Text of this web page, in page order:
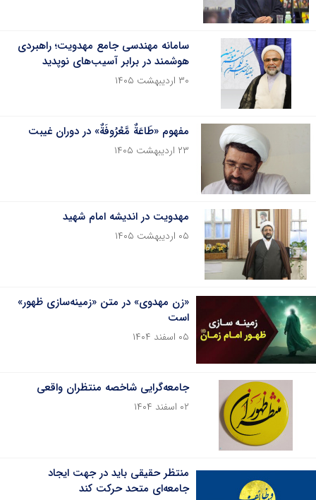
سامانه مهندسی جامع مهدویت؛ راهبردی
هوشمند در برابر آسیب‌های نوپدید
۳۰ اردیبهشت ۱۴۰۵
مفهوم «طَاعَةٌ مَّعْرُوفَةٌ» در دوران غیبت
۲۳ اردیبهشت ۱۴۰۵
مهدویت در اندیشه امام شهید
۰۵ اردیبهشت ۱۴۰۵
«زن مهدوی» در متن «زمینه‌سازی ظهور»
است
۰۵ اسفند ۱۴۰۴
جامعه‌گرایی شاخصه منتظران واقعی
۰۲ اسفند ۱۴۰۴
منتظر حقیقی باید در جهت ایجاد
جامعه‌ای متحد حرکت کند